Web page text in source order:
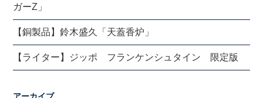
ガーZ」
【銅製品】鈴木盛久「天蓋香炉」
【ライター】ジッポ フランケンシュタイン 限定版